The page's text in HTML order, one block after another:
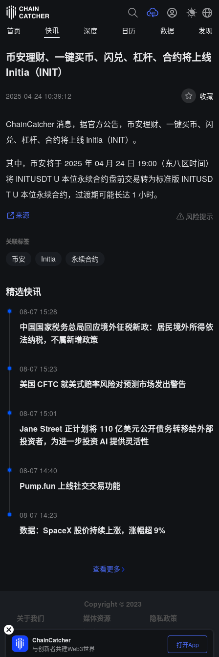
首页 快讯 深度 日历 数据 发现
币安理财、一键买币、闪兑、杠杆、合约将上线
Initia（INIT）
2025-04-24 10:39:12 收藏
ChainCatcher 消息，据官方公告，币安理财、一键买币、闪
兑、杠杆、合约将上线 Initia（INIT）。
其中，币安将于 2025 年 04 月 24 日 19:00（东八区时间）
将 INITUSDT U 本位永续合约盘前交易转为标准版 INITUSD
T U 本位永续合约，过渡期可能长达 1 小时。
来源 风险提示
关联标签
币安 Initia 永续合约
精选快讯
08-07 15:28
中国国家税务总局回应境外征税新政：居民境外所得依
法纳税，不属新增政策
08-07 15:23
美国 CFTC 就美式赔率风险对预测市场发出警告
08-07 15:01
Jane Street 正计划将 110 亿美元公开债务转移给外部
投资者，为进一步投资 AI 提供灵活性
08-07 14:40
Pump.fun 上线社交交易功能
08-07 14:23
数据：SpaceX 股价持续上涨，涨幅超 9%
查看更多
Copyright © 2023
关于我们
媒体资源
隐私政策
风险提示
招聘
ChainCatcher
与创新者共建Web3世界 打开App